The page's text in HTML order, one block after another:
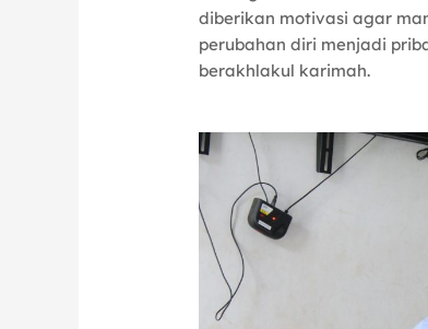
diberikan motivasi agar
perubahan diri menjadi
berakhlakul karimah.